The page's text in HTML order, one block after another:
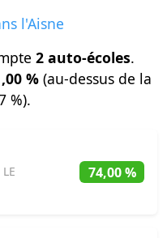
l'Aisne
2 auto-écoles.
% (au-dessus de la
%).
74,00 %